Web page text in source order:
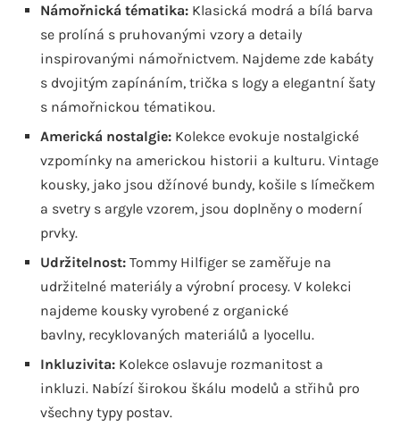
Námořnická tématika: Klasická modrá a bílá barva
se prolíná s pruhovanými vzory a detaily
inspirovanými námořnictvem. Najdeme zde kabáty
s dvojitým zapínáním, trička s logy a elegantní šaty
s námořnickou tématikou.
Americká nostalgie: Kolekce evokuje nostalgické
vzpomínky na americkou historii a kulturu. Vintage
kousky, jako jsou džínové bundy, košile s límečkem
a svetry s argyle vzorem, jsou doplněny o moderní
prvky.
Udržitelnost: Tommy Hilfiger se zaměřuje na
udržitelné materiály a výrobní procesy. V kolekci
najdeme kousky vyrobené z organické
bavlny, recyklovaných materiálů a lyocellu.
Inkluzivita: Kolekce oslavuje rozmanitost a
inkluzi. Nabízí širokou škálu modelů a střihů pro
všechny typy postav.